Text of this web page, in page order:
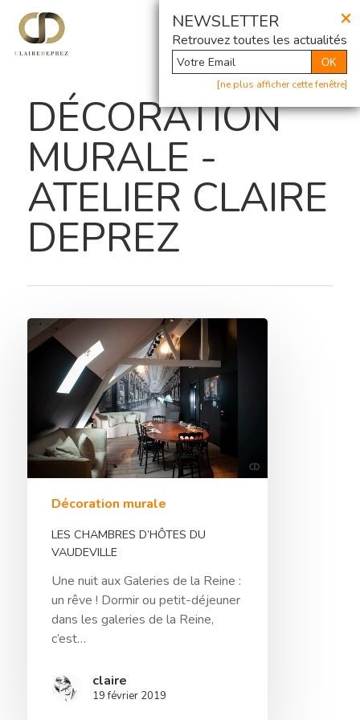
×
NEWSLETTER
Retrouvez toutes les actualités
OK
[ne plus afficher cette fenêtre]
@ Newsletter
Hit enter to search or ESC to close
DÉCORATION
MURALE -
ATELIER CLAIRE
DEPREZ
Décoration murale
LES CHAMBRES D’HÔTES DU
VAUDEVILLE
Une nuit aux Galeries de la Reine :
un rêve ! Dormir ou petit-déjeuner
dans les galeries de la Reine,
c’est…
claire
19 février 2019